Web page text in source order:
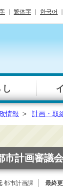
繁体字 한국어
一覧
（戸籍・
情報 > 計画・取
市計画審議
都市計画課 最終